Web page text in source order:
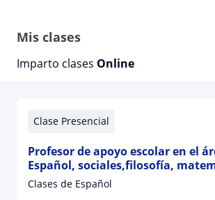
Mis clases
Imparto clases Online
Clase Presencial
Profesor de apoyo escolar en el
Español, sociales,filosofía,
básica, ciencias naturales, ética y
Clases de Español